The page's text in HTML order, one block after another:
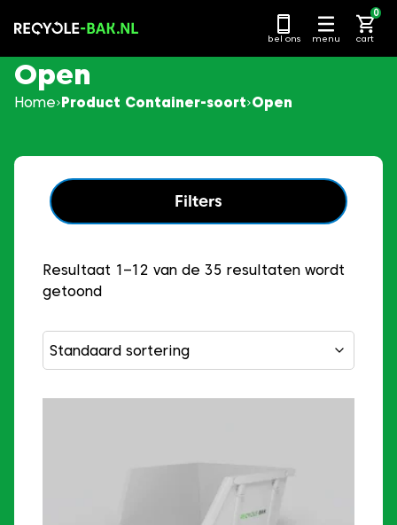
naar
bel ons menu cart
0
Open
Home Product Container-soort Open
Filters
Resultaat 1–12 van de 35 resultaten wordt
getoond